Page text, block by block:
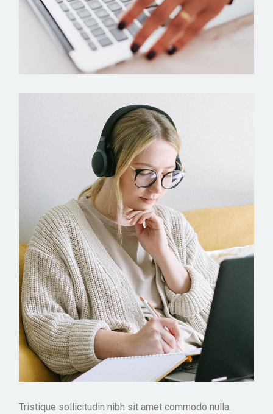
Tristique sollicitudin nibh sit amet commodo nulla.